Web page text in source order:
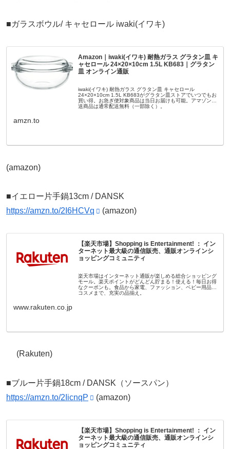
■ガラスボウル/ キャセロール iwaki(イワキ)
Amazon｜iwaki(イワキ) 耐熱ガラス グラタン皿 キ
ャセロール 24×20×10cm 1.5L KB683｜グラタン
皿 オンライン通販
iwaki(イワキ) 耐熱ガラス グラタン皿 キャセロール
24×20×10cm 1.5L KB683がグラタン皿ストアでいつでもお
買い得。お急ぎ便対象商品は当日お届けも可能。アマゾン配
送商品は通常配送無料（一部除く）。
amzn.to
(amazon)
■イエロー片手鍋13cm / DANSK
https://amzn.to/2I6HCVq
(amazon)
【楽天市場】Shopping is Entertainment! ： イン
ターネット最大級の通信販売、通販オンラインシ
ョッピングコミュニティ
楽天市場はインターネット通販が楽しめる総合ショッピング
モール。楽天ポイントがどんどん貯まる！使える！毎日お得
なクーポンも。食品から家電、ファッション、ベビー用品、
コスメまで、充実の品揃え。
www.rakuten.co.jp
(Rakuten)
■ブルー片手鍋18cm / DANSK（ソースパン）
https://amzn.to/2IicnqP
(amazon)
【楽天市場】Shopping is Entertainment! ： イン
ターネット最大級の通信販売、通販オンラインシ
ョッピングコミュニティ